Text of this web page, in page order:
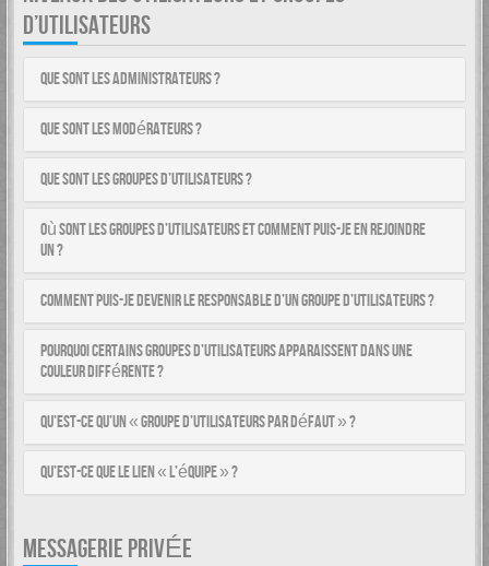
D’UTILISATEURS
Que sont les administrateurs ?
Que sont les modérateurs ?
Que sont les groupes d’utilisateurs ?
Où sont les groupes d’utilisateurs et comment puis-je en rejoindre
un ?
Comment puis-je devenir le responsable d’un groupe d’utilisateurs ?
Pourquoi certains groupes d’utilisateurs apparaissent dans une
couleur différente ?
Qu’est-ce qu’un « groupe d’utilisateurs par défaut » ?
Qu’est-ce que le lien « L’équipe » ?
MESSAGERIE PRIVÉE